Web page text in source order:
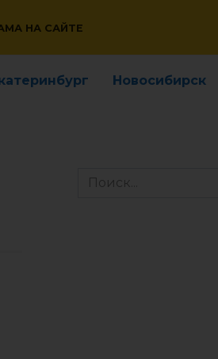
НА САЙТЕ
Новосибирск
Search